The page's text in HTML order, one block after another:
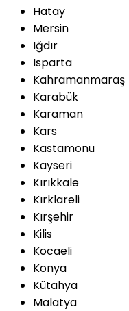
Hatay
Mersin
Iğdır
Isparta
Kahramanmaraş
Karabük
Karaman
Kars
Kastamonu
Kayseri
Kırıkkale
Kırklareli
Kırşehir
Kilis
Kocaeli
Konya
Kütahya
Malatya